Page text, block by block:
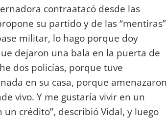
contraatacó desde las
su partido y de las “mentiras”
militar, lo hago porque doy
dejaron una bala en la puerta de
dos policías, porque tuve
en su casa, porque amenazaron
vivo. Y me gustaría vivir en un
crédito”, describió Vidal, y luego